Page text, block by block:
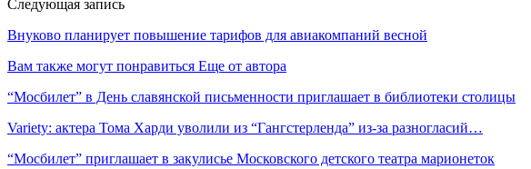
Следующая запись
Внуково планирует повышение тарифов для авиакомпаний весной
Вам также могут понравиться Еще от автора
“Мосбилет” в День славянской письменности приглашает в библиотеки столицы
Variety: актера Тома Харди уволили из “Гангстерленда” из-за разногласий…
“Мосбилет” приглашает в закулисье Московского детского театра марионеток